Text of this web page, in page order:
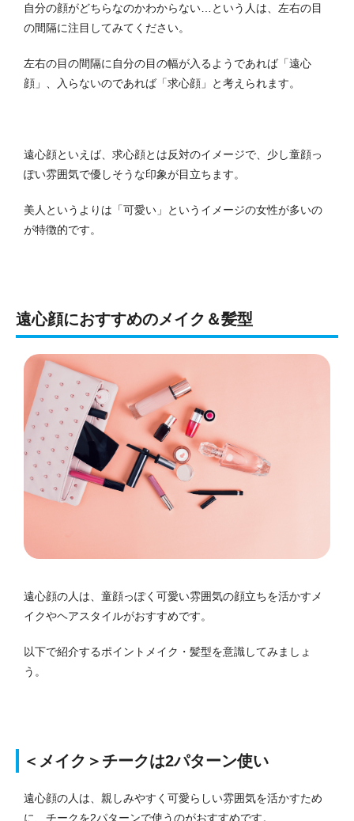
自分の顔がどちらなのかわからない…という人は、左右の目
の間隔に注目してみてください。
左右の目の間隔に自分の目の幅が入るようであれば「遠心
顔」、入らないのであれば「求心顔」と考えられます。
遠心顔といえば、求心顔とは反対のイメージで、少し童顔っ
ぽい雰囲気で優しそうな印象が目立ちます。
美人というよりは「可愛い」というイメージの女性が多いの
が特徴的です。
遠心顔におすすめのメイク＆髪型
遠心顔の人は、童顔っぽく可愛い雰囲気の顔立ちを活かすメ
イクやヘアスタイルがおすすめです。
以下で紹介するポイントメイク・髪型を意識してみましょ
う。
＜メイク＞チークは2パターン使い
遠心顔の人は、親しみやすく可愛らしい雰囲気を活かすため
に、チークを2パターンで使うのがおすすめです。